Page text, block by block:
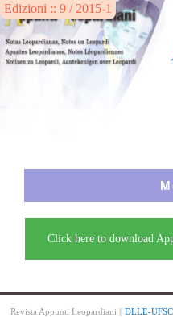
Edizioni :: 9 / 2015-1
Click here to download
Revista Appunti Leopardiani || DLLE-UFSC